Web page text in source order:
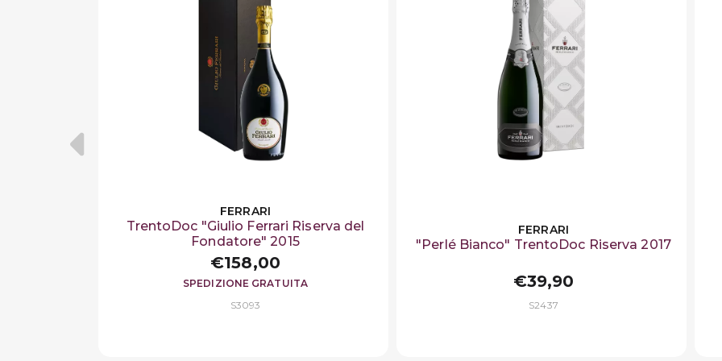
FERRARI
TrentoDoc "Giulio Ferrari Riserva del
Fondatore" 2015
€158,00
SPEDIZIONE GRATUITA
S3093
FERRARI
"Perlé Bianco" TrentoDoc Riserva 2017
€39,90
S2437